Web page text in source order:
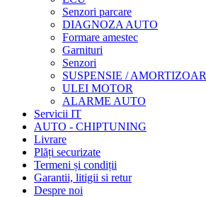
Senzori parcare
DIAGNOZA AUTO
Formare amestec
Garnituri
Senzori
SUSPENSIE / AMORTIZOAR
ULEI MOTOR
ALARME AUTO
Servicii IT
AUTO - CHIPTUNING
Livrare
Plăți securizate
Termeni și condiții
Garantii, litigii si retur
Despre noi